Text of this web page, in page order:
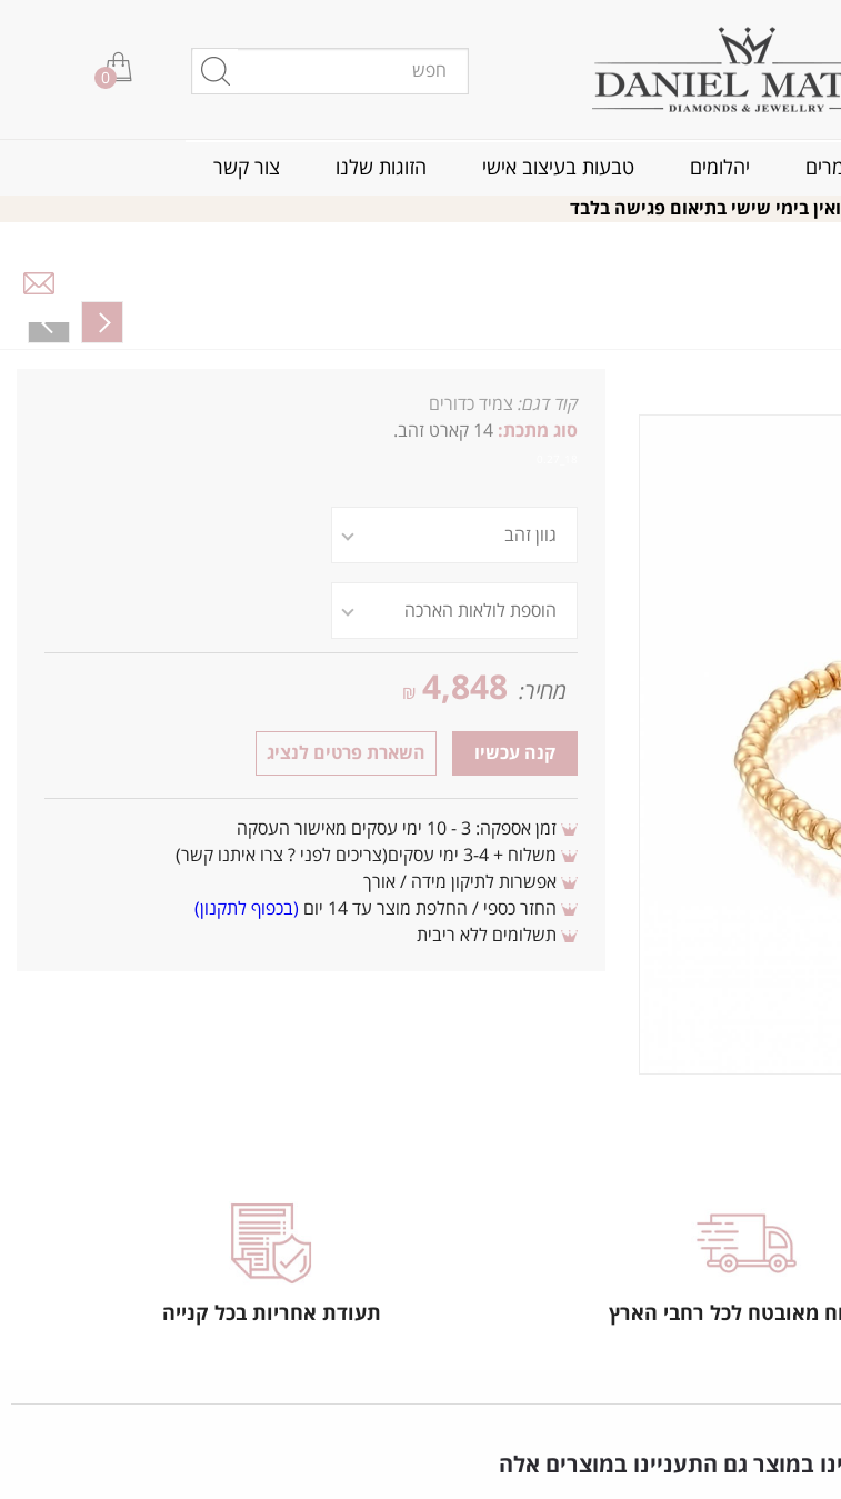
0
יהלומים טבעות בעיצוב אישי הזוגות שלנו צור קשר
בימי שישי בתיאום פגישה בלבד
קוד דגם: צמיד כדורים
סוג מתכת: 14 קארט זהב.
מחיר: 4,848
₪
קנה עכשיו השארת פרטים לנציג
זמן אספקה: 3 - 10 ימי עסקים מאישור העסקה
משלוח + 3-4 ימי עסקים(צריכים לפני ? צרו איתנו קשר)
אפשרות לתיקון מידה / אורך
החזר כספי / החלפת מוצר עד 14 יום
(בכפוף לתקנון)
תשלומים ללא ריבית
מאובטח לכל רחבי הארץ תעודת אחריות בכל קנייה
במוצר גם התעניינו במוצרים אלה